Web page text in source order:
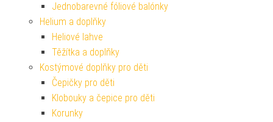
Jednobarevné fóliové balónky
Helium a doplňky
Heliové lahve
Těžítka a doplňky
Kostýmové doplňky pro děti
Čepičky pro děti
Klobouky a čepice pro děti
Korunky